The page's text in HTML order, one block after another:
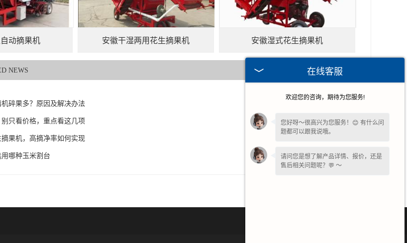
动摘果机 安徽干湿两用花生摘果机 安徽湿式花生摘果机
NEWS
碎果多？原因及解决办法
只看价格，重点看这几项 2026-07-23
果机，高摘净率如何实现
哪种玉米割台 2026-07-11
在线客服
欢迎您的咨询，期待为您服务!
您好呀～很高兴为您服务！😊 有什么问
题都可以跟我说哦。
请问您是想了解产品详情、报价，还是
售后相关问题呢？💬 ～